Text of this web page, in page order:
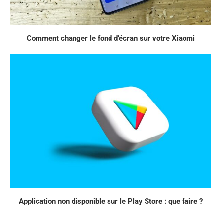
Comment changer le fond d’écran sur votre Xiaomi
Application non disponible sur le Play Store : que faire ?